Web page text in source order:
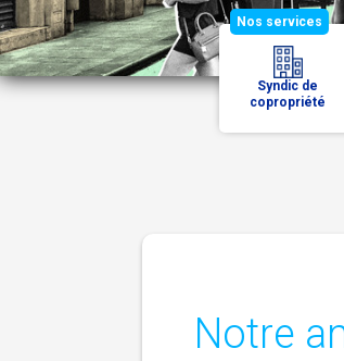
Nos services
Syndic de
copropriété
Notre